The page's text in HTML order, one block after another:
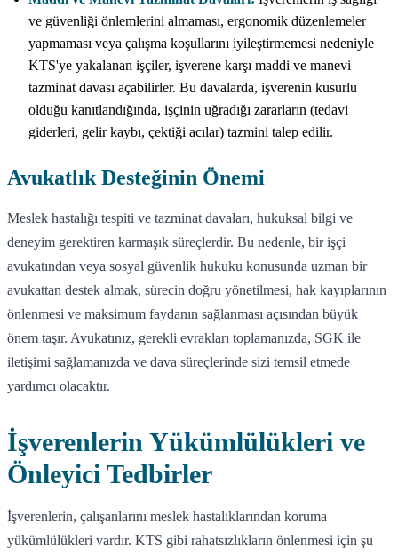
ve güvenliği önlemlerini almaması, ergonomik düzenlemeler
yapmaması veya çalışma koşullarını iyileştirmemesi nedeniyle
KTS'ye yakalanan işçiler, işverene karşı maddi ve manevi
tazminat davası açabilirler. Bu davalarda, işverenin kusurlu
olduğu kanıtlandığında, işçinin uğradığı zararların (tedavi
giderleri, gelir kaybı, çektiği acılar) tazmini talep edilir.
Avukatlık Desteğinin Önemi
Meslek hastalığı tespiti ve tazminat davaları, hukuksal bilgi ve
deneyim gerektiren karmaşık süreçlerdir. Bu nedenle, bir işçi
avukatından veya sosyal güvenlik hukuku konusunda uzman bir
avukattan destek almak, sürecin doğru yönetilmesi, hak kayıplarının
önlenmesi ve maksimum faydanın sağlanması açısından büyük
önem taşır. Avukatınız, gerekli evrakları toplamanızda, SGK ile
iletişimi sağlamanızda ve dava süreçlerinde sizi temsil etmede
yardımcı olacaktır.
İşverenlerin Yükümlülükleri ve
Önleyici Tedbirler
İşverenlerin, çalışanlarını meslek hastalıklarından koruma
yükümlülükleri vardır. KTS gibi rahatsızlıkların önlenmesi için şu